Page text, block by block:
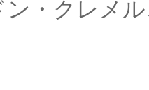
ン・クレメ